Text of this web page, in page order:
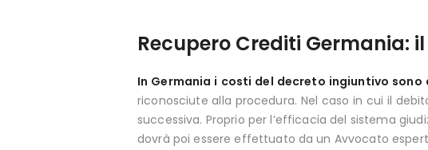
Recupero Crediti Germania:
In Germania i costi del decreto ingiuntivo sono
riconosciute alla procedura. Nel caso in cui il
successiva. Proprio per l’efficacia del sistema
dovrà poi essere effettuato da un Avvocato